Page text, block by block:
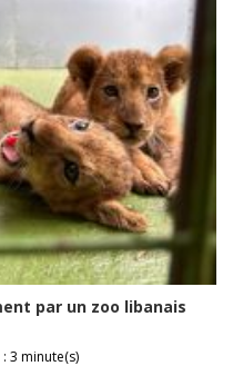
par un zoo libanais
3 minute(s)